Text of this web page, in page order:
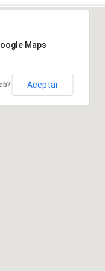
Maps
Aceptar